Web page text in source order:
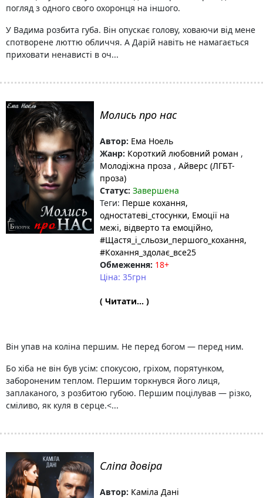
погляд з одного свого охоронця на іншого.
У Вадима розбита губа. Він опускає голову, ховаючи від мене
спотворене люттю обличчя. А Дарій навіть не намагається
приховати ненависті в оч...
Молись про нас
Автор: Ема Ноель
Жанр: Короткий любовний роман ,
Молодіжна проза , Айверс (ЛГБТ-
проза)
Статус: Завершена
Теги: Перше кохання,
одностатеві_стосунки, Емоції на
межі, відверто та емоційно,
#Щастя_і_сльози_першого_кохання,
#Кохання_здолає_все25
Обмеження: 18+
Ціна: 35грн
( Читати... )
Він упав на коліна першим. Не перед богом — перед ним.
Бо хіба не він був усім: спокусою, гріхом, порятунком,
забороненим теплом. Першим торкнувся його лиця,
заплаканого, з розбитою губою. Першим поцілував — різко,
сміливо, як куля в серце.<...
Сліпа довіра
Автор: Каміла Дані